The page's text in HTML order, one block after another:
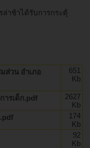
าช้าได้รับการกระตุ้
ส่วน อำเภอ
651
Kb
ารเด็ก.pdf
2627
Kb
174
Kb
92
Kb